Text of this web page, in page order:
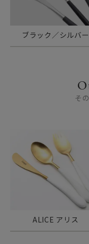
ブラック／シルバー
そ
ALICE アリス